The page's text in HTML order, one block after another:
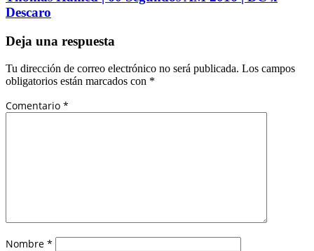
Descaro
Deja una respuesta
Tu dirección de correo electrónico no será publicada. Los campos
obligatorios están marcados con *
Comentario *
Nombre *